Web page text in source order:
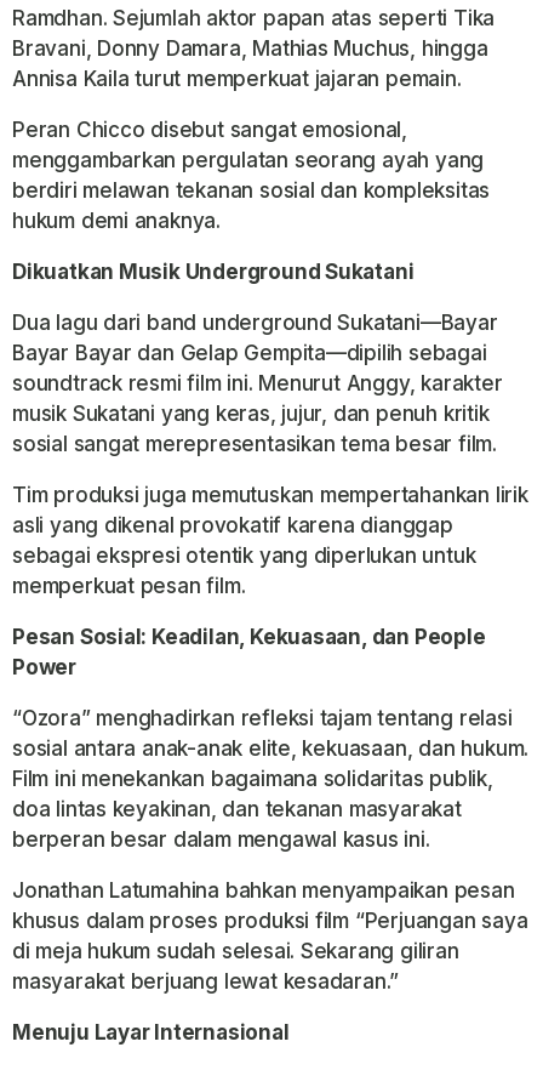
Ramdhan. Sejumlah aktor papan atas seperti Tika
Bravani, Donny Damara, Mathias Muchus, hingga
Annisa Kaila turut memperkuat jajaran pemain.
Peran Chicco disebut sangat emosional,
menggambarkan pergulatan seorang ayah yang
berdiri melawan tekanan sosial dan kompleksitas
hukum demi anaknya.
Dikuatkan Musik Underground Sukatani
Dua lagu dari band underground Sukatani—Bayar
Bayar Bayar dan Gelap Gempita—dipilih sebagai
soundtrack resmi film ini. Menurut Anggy, karakter
musik Sukatani yang keras, jujur, dan penuh kritik
sosial sangat merepresentasikan tema besar film.
Tim produksi juga memutuskan mempertahankan lirik
asli yang dikenal provokatif karena dianggap
sebagai ekspresi otentik yang diperlukan untuk
memperkuat pesan film.
Pesan Sosial: Keadilan, Kekuasaan, dan People
Power
“Ozora” menghadirkan refleksi tajam tentang relasi
sosial antara anak-anak elite, kekuasaan, dan hukum.
Film ini menekankan bagaimana solidaritas publik,
doa lintas keyakinan, dan tekanan masyarakat
berperan besar dalam mengawal kasus ini.
Jonathan Latumahina bahkan menyampaikan pesan
khusus dalam proses produksi film “Perjuangan saya
di meja hukum sudah selesai. Sekarang giliran
masyarakat berjuang lewat kesadaran.”
Menuju Layar Internasional